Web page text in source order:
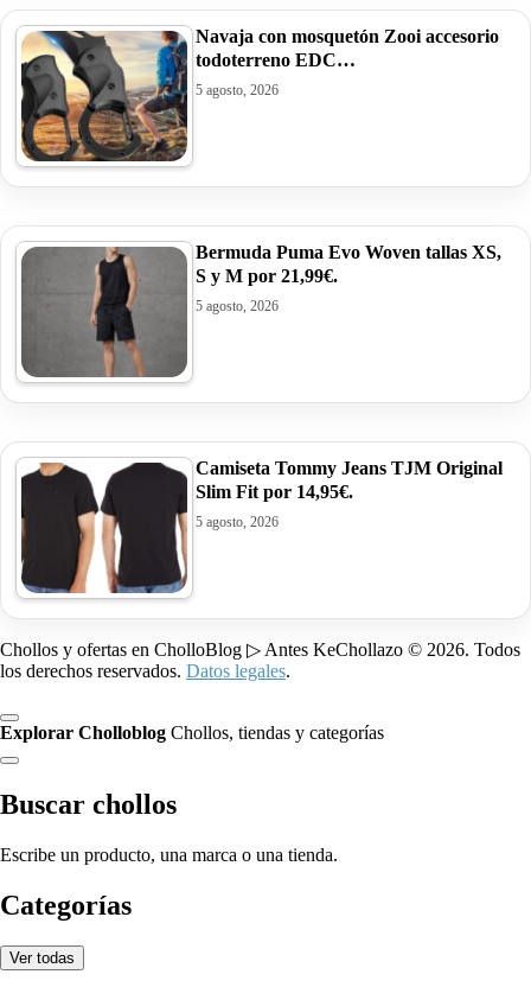
Navaja con mosquetón Zooi accesorio
todoterreno EDC…
5 agosto, 2026
Bermuda Puma Evo Woven tallas XS,
S y M por 21,99€.
5 agosto, 2026
Camiseta Tommy Jeans TJM Original
Slim Fit por 14,95€.
5 agosto, 2026
Chollos y ofertas en CholloBlog ▷ Antes KeChollazo © 2026. Todos
los derechos reservados. Datos legales.
Explorar Cholloblog Chollos, tiendas y categorías
Buscar chollos
Escribe un producto, una marca o una tienda.
Categorías
Ver todas